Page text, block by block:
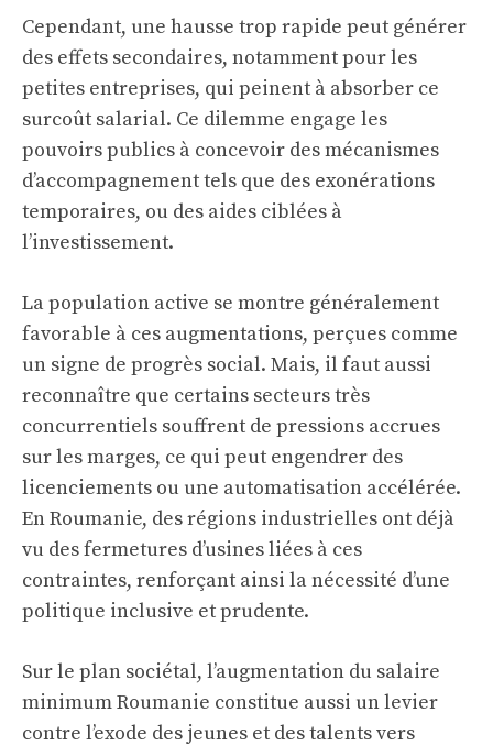
Cependant, une hausse trop rapide peut générer
des effets secondaires, notamment pour les
petites entreprises, qui peinent à absorber ce
surcoût salarial. Ce dilemme engage les
pouvoirs publics à concevoir des mécanismes
d’accompagnement tels que des exonérations
temporaires, ou des aides ciblées à
l’investissement.
La population active se montre généralement
favorable à ces augmentations, perçues comme
un signe de progrès social. Mais, il faut aussi
reconnaître que certains secteurs très
concurrentiels souffrent de pressions accrues
sur les marges, ce qui peut engendrer des
licenciements ou une automatisation accélérée.
En Roumanie, des régions industrielles ont déjà
vu des fermetures d’usines liées à ces
contraintes, renforçant ainsi la nécessité d’une
politique inclusive et prudente.
Sur le plan sociétal, l’augmentation du salaire
minimum Roumanie constitue aussi un levier
contre l’exode des jeunes et des talents vers